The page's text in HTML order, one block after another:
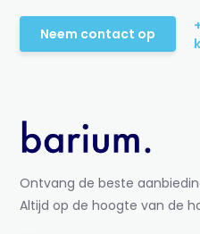
Neem contact op
Ontvang de beste
Altijd op de hoogte van de